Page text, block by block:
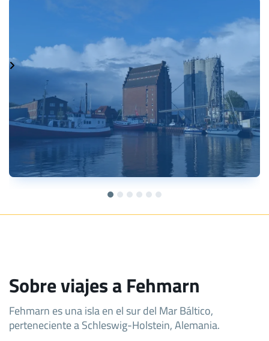
Sobre viajes a Fehmarn
Fehmarn es una isla en el sur del Mar Báltico,
perteneciente a Schleswig-Holstein, Alemania.